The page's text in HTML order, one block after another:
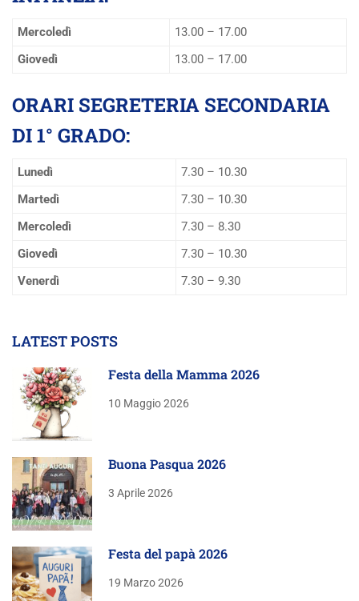
Mercoledì
13.00 – 17.00
Giovedì
13.00 – 17.00
ORARI SEGRETERIA SECONDARIA
DI 1° GRADO:
Lunedì
7.30 – 10.30
Martedì
7.30 – 10.30
Mercoledì
7.30 – 8.30
Giovedì
7.30 – 10.30
Venerdì
7.30 – 9.30
LATEST POSTS
Festa della Mamma 2026
10 Maggio 2026
Buona Pasqua 2026
3 Aprile 2026
Festa del papà 2026
19 Marzo 2026